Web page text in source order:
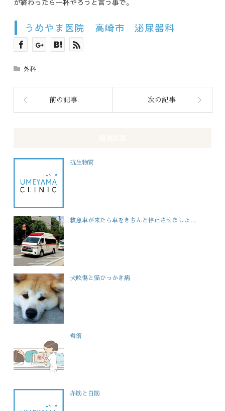
うめやま医院 高崎市 泌尿器科
外科
前の記事 次の記事
抗生物質
救急車が来たら車をきちんと停止させましょ...
犬咬傷と猫ひっかき病
褥瘡
赤筋と白筋